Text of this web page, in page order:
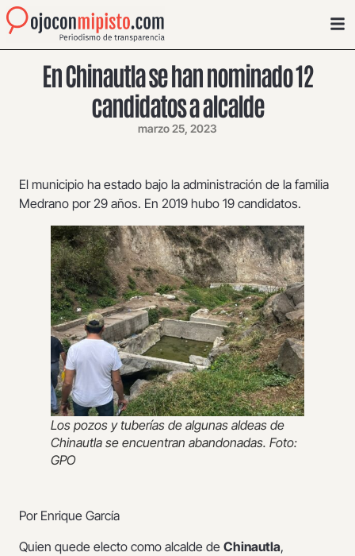
En Chinautla se han nominado 12
candidatos a alcalde
marzo 25, 2023
El municipio ha estado bajo la administración de la familia
Medrano por 29 años. En 2019 hubo 19 candidatos.
Los pozos y tuberías de algunas aldeas de
Chinautla se encuentran abandonadas. Foto:
GPO
Por Enrique García
Quien quede electo como alcalde de Chinautla,